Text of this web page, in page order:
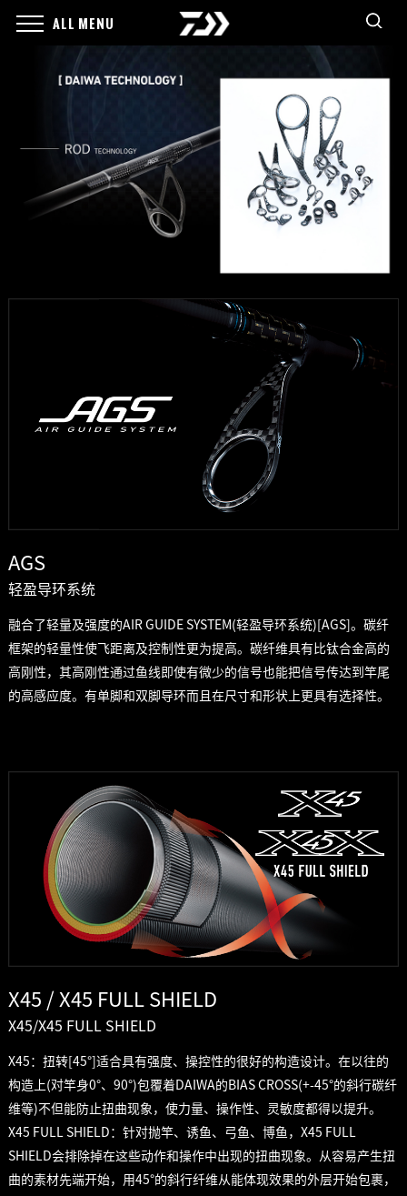
ALL MENU
AGS
轻盈导环系统
融合了轻量及强度的AIR GUIDE SYSTEM(轻盈导环系统)[AGS]。碳纤
框架的轻量性使飞距离及控制性更为提高。碳纤维具有比钛合金高的
高刚性，其高刚性通过鱼线即使有微少的信号也能把信号传达到竿尾
的高感应度。有单脚和双脚导环而且在尺寸和形状上更具有选择性。
X45 / X45 FULL SHIELD
X45/X45 FULL SHIELD
X45：扭转[45°]适合具有强度、操控性的很好的构造设计。在以往的
构造上(对竿身0°、90°)包覆着DAIWA的BIAS CROSS(+-45°的斜行碳纤
维等)不但能防止扭曲现象，使力量、操作性、灵敏度都得以提升。
X45 FULL SHIELD：针对抛竿、诱鱼、弓鱼、博鱼，X45 FULL
SHIELD会排除掉在这些动作和操作中出现的扭曲现象。从容易产生扭
曲的素材先端开始，用45°的斜行纤维从能体现效果的外层开始包裹，